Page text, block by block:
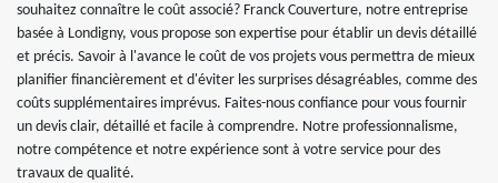
souhaitez connaître le coût associé? Franck Couverture, notre entreprise
basée à Londigny, vous propose son expertise pour établir un devis détaillé
et précis. Savoir à l'avance le coût de vos projets vous permettra de mieux
planifier financièrement et d'éviter les surprises désagréables, comme des
coûts supplémentaires imprévus. Faites-nous confiance pour vous fournir
un devis clair, détaillé et facile à comprendre. Notre professionnalisme,
notre compétence et notre expérience sont à votre service pour des
travaux de qualité.